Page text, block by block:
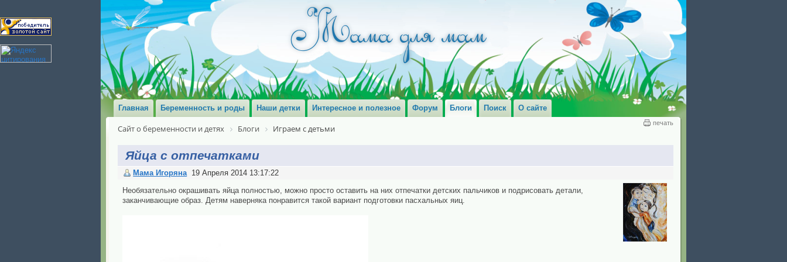
Главная Беременность и роды Наши детки Интересное и полезное Форум Блоги Поиск О сайте
печать
Сайт о беременности и детях Блоги Играем с детьми
Яйца с отпечатками
Мама Игоряна 19 Апреля 2014 13:17:22
Необязательно окрашивать яйца полностью, можно просто оставить на них отпечатки детских пальчиков и подрисовать детали,
заканчивающие образ. Детям наверняка понравится такой вариант подготовки пасхальных яиц.